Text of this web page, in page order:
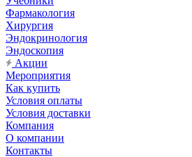
Фармакология
Хирургия
Эндокринология
Эндоскопия
Акции
Мероприятия
Как купить
Условия оплаты
Условия доставки
Компания
О компании
Контакты